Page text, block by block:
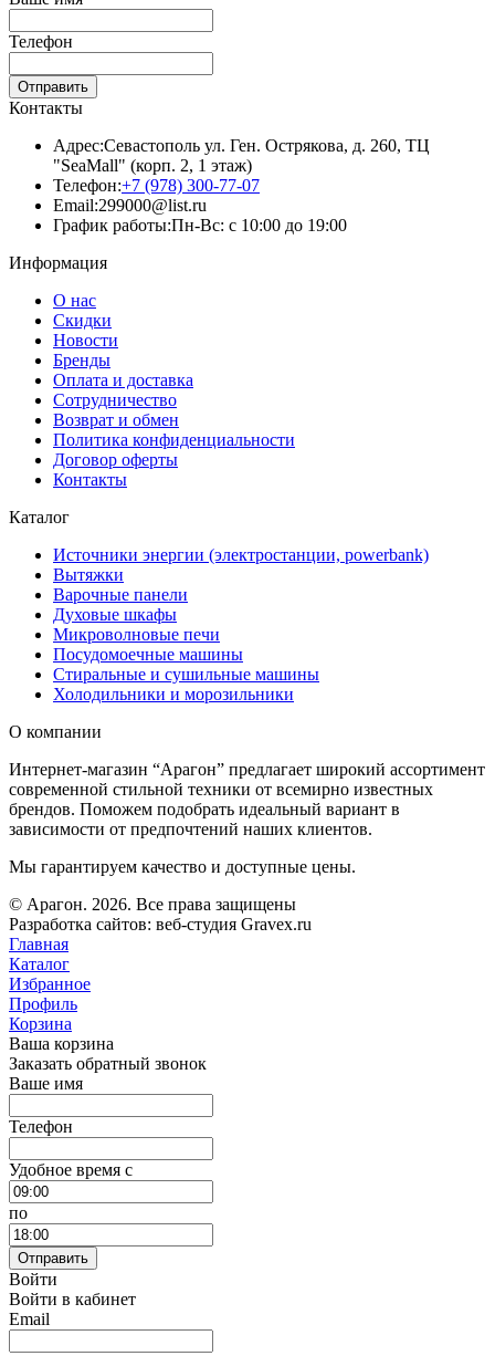
Телефон
Отправить
Контакты
Адрес:Севастополь ул. Ген. Острякова, д. 260, ТЦ
"SeaMall" (корп. 2, 1 этаж)
Телефон:+7 (978) 300-77-07
Email:299000@list.ru
График работы:Пн-Вс: с 10:00 до 19:00
Информация
О нас
Скидки
Новости
Бренды
Оплата и доставка
Сотрудничество
Возврат и обмен
Политика конфиденциальности
Договор оферты
Контакты
Каталог
Источники энергии (электростанции, powerbank)
Вытяжки
Варочные панели
Духовые шкафы
Микроволновые печи
Посудомоечные машины
Стиральные и сушильные машины
Холодильники и морозильники
О компании
Интернет-магазин “Арагон” предлагает широкий ассортимент
современной стильной техники от всемирно известных
брендов. Поможем подобрать идеальный вариант в
зависимости от предпочтений наших клиентов.
Мы гарантируем качество и доступные цены.
© Арагон. 2026. Все права защищены
Разработка сайтов: веб-студия Gravex.ru
Главная
Каталог
Избранное
Профиль
Корзина
Ваша корзина
Заказать обратный звонок
Ваше имя
Телефон
Удобное время c
по
Отправить
Войти
Войти в кабинет
Email